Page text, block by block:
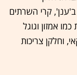
קרי השרתים
אמזון וגוגל
וחלקן צריכות